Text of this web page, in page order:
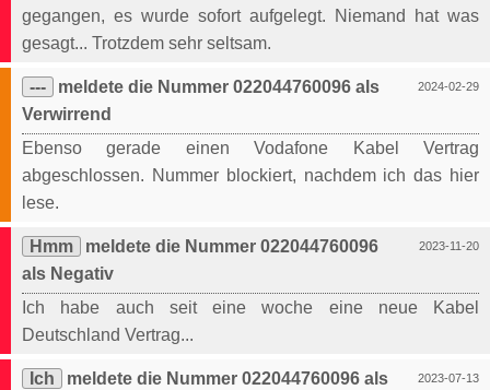
gegangen, es wurde sofort aufgelegt. Niemand hat was
gesagt... Trotzdem sehr seltsam.
2024-02-29
---
meldete die Nummer 022044760096 als
Verwirrend
Ebenso gerade einen Vodafone Kabel Vertrag
abgeschlossen. Nummer blockiert, nachdem ich das hier
lese.
2023-11-20
Hmm
meldete die Nummer 022044760096
als Negativ
Ich habe auch seit eine woche eine neue Kabel
Deutschland Vertrag...
2023-07-13
Ich
meldete die Nummer 022044760096 als